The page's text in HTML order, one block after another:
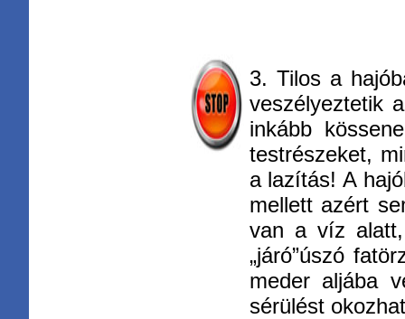
3. Tilos a
veszélyeztetik
inkább
testrészeket,
a lazítás! A
mellett azért
van a víz
„járó”úszó
meder aljába
sérülést